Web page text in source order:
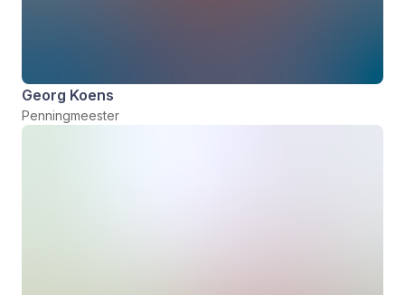
Georg Koens
Penningmeester